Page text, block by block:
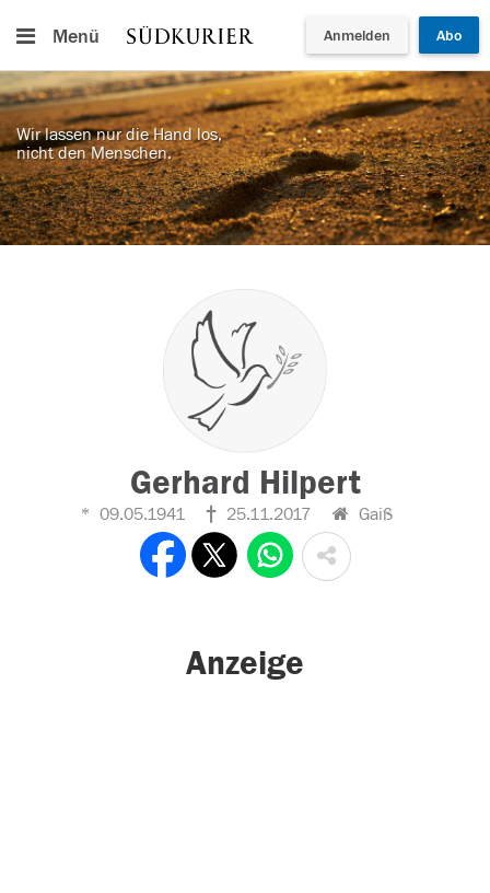
Menü Anmelden Abo
Wir lassen nur die Hand los,
nicht den Menschen.
Gerhard Hilpert
09.05.1941 25.11.2017 Gaiß
Anzeige